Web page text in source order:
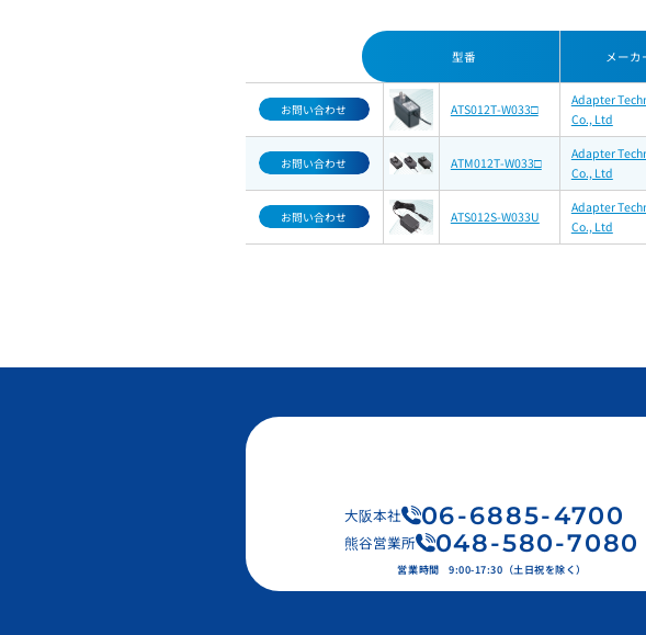
型番 メーカ
お問い合わせ ATS012T-W033□
Adapter
Co., Ltd
お問い合わせ ATM012T-W033□
Adapter
Co., Ltd
お問い合わせ ATS012S-W033U
Adapter
Co., Ltd
大阪本社 06-6885-4700
熊谷営業所 048-580-7080
営業時間 9:00-17:30（土日祝を除く）